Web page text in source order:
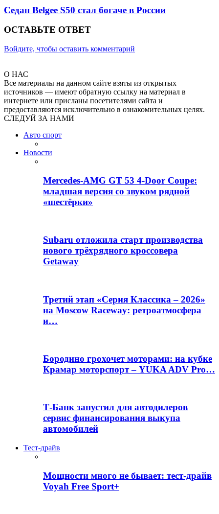
Седан Belgee S50 стал богаче в России
ОСТАВЬТЕ ОТВЕТ
Войдите, чтобы оставить комментарий
О НАС
Все материалы на данном сайте взяты из открытых
источников — имеют обратную ссылку на материал в
интернете или присланы посетителями сайта и
предоставляются исключительно в ознакомительных целях.
СЛЕДУЙ ЗА НАМИ
Авто спорт
Новости
Mercedes-AMG GT 53 4-Door Coupe:
младшая версия со звуком рядной
«шестёрки»
Subaru отложила старт производства
нового трёхрядного кроссовера
Getaway
Третий этап «Серия Классика – 2026»
на Moscow Raceway: ретроатмосфера
и…
Бородино грохочет моторами: на кубке
Крамар моторспорт – YUKA ADV Pro…
Т-Банк запустил для автодилеров
сервис финансирования выкупа
автомобилей
Тест-драйв
Мощности много не бывает: тест-драйв
Voyah Free Sport+